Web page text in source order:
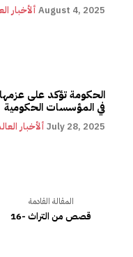
ألأخبار August 4, 2025
الحكومة تؤكد على
في المؤسسات الحكومية
ألأخبار July 28, 2025
المقالة القادمة
قصص من التراث -16